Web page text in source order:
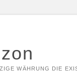
WÄHRUNG DIE